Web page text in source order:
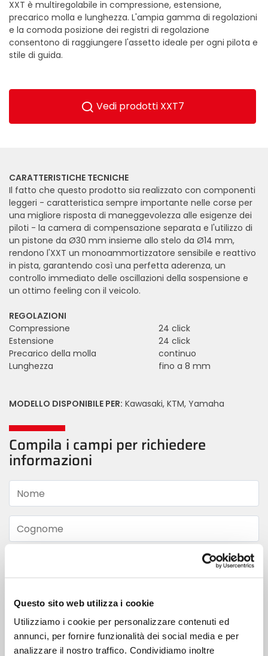
Questo sito web utilizza i cookie
Utilizziamo i cookie per personalizzare contenuti ed
annunci, per fornire funzionalità dei social media e per
analizzare il nostro traffico. Condividiamo inoltre
XXT è multiregolabile in compressione, estensione,
precarico molla e lunghezza. L'ampia gamma di regolazioni
e la comoda posizione dei registri di regolazione
consentono di raggiungere l'assetto ideale per ogni pilota e
stile di guida.
Vedi prodotti XXT7
CARATTERISTICHE TECNICHE
Il fatto che questo prodotto sia realizzato con componenti
leggeri - caratteristica sempre importante nelle corse per
una migliore risposta di maneggevolezza alle esigenze dei
piloti - la camera di compensazione separata e l'utilizzo di
un pistone da Ø30 mm insieme allo stelo da Ø14 mm,
rendono l'XXT un monoammortizzatore sensibile e reattivo
in pista, garantendo così una perfetta aderenza, un
controllo immediato delle oscillazioni della sospensione e
un ottimo feeling con il veicolo.
REGOLAZIONI
Compressione
24 click
Estensione
24 click
Precarico della molla
continuo
Lunghezza
fino a 8 mm
MODELLO DISPONIBILE PER: Kawasaki, KTM, Yamaha
Compila i campi per richiedere
informazioni
Nome
Cognome
Telefono
Messaggio